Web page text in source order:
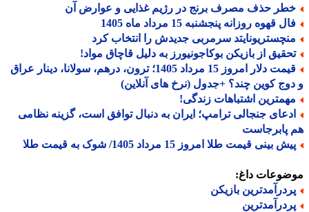
حذف مصرف برنج در رژیم غذایی و عوارض آن
قهوه روزانه پنجشنبه 15 مرداد ماه 1405
سرمربی جدیدش را انتخاب کرد
از بازیکن بوکاجونیورز به دلیل قاچاق مواد!
قیمت دلار امروز 15 مرداد 1405؛ ترون، درهم، سولانا، دینار عراق
کوین چند؟ +جدول (نرخ های آنلاین)
اشتباهات زندگی!
جنجالی ترامپ؛ ایران به دنبال توافق است، گزینه نظامی
پابرجاست
بینی قیمت طلا امروز 15 مرداد 1405/ شوک به قیمت طلا
داغ:
بازیکن